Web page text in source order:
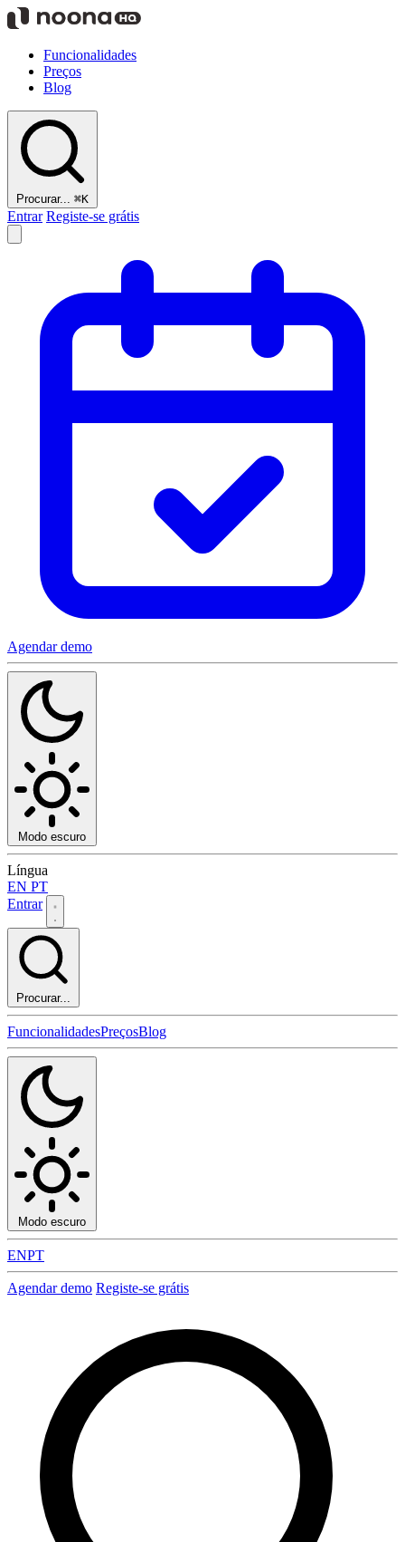
Funcionalidades
Preços
Blog
Procurar... ⌘K
Entrar Registe-se grátis
Agendar demo
Modo escuro
Língua
EN PT
Entrar
Procurar...
FuncionalidadesPreçosBlog
Modo escuro
ENPT
Agendar demo Registe-se grátis